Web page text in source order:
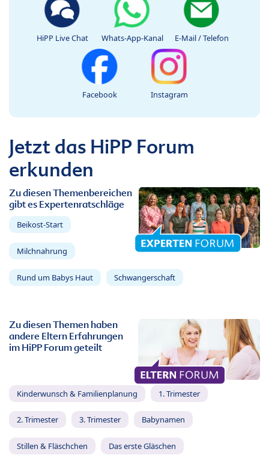
HiPP Live Chat Whats-App-Kanal E-Mail / Telefon
Facebook Instagram
Jetzt das HiPP Forum
erkunden
Zu diesen Themenbereichen
gibt es Expertenratschläge
Beikost-Start
Milchnahrung
Rund um Babys Haut Schwangerschaft
Zu diesen Themen haben
andere Eltern Erfahrungen
im HiPP Forum geteilt
Kinderwunsch & Familienplanung 1. Trimester
2. Trimester 3. Trimester Babynamen
Stillen & Fläschchen Das erste Gläschen